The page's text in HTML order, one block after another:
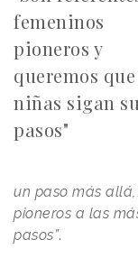
femeninos
pioneros y
queremos
niñas sigan
pasos"
un paso más
pioneros a las
pasos”.